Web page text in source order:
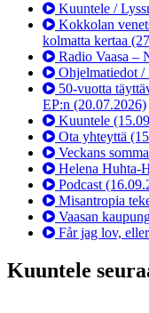
Kuuntele /
Kokkolan
kolmatta kertaa
Radio Vaasa –
Ohjelmatiedot /
50-vuotta
EP:n (20.07.2026)
Kuuntele
Ota yhteyttä
Veckans
Helena Huhta-
Podcast
Misantropia
Vaasan
Får jag lov,
Kuuntele